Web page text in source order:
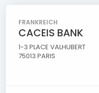
FRANKREICH
CACEIS BANK
1-3 PLACE VALHUBERT
75013 PARIS